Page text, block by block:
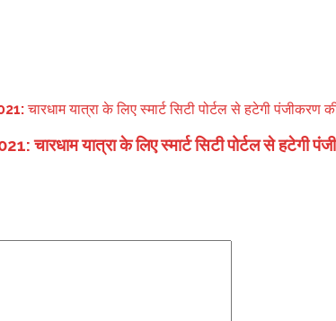
यात्रा के लिए स्मार्ट सिटी पोर्टल से हटेगी